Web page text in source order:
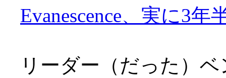
Evanescence、実に3
リーダー（だった）